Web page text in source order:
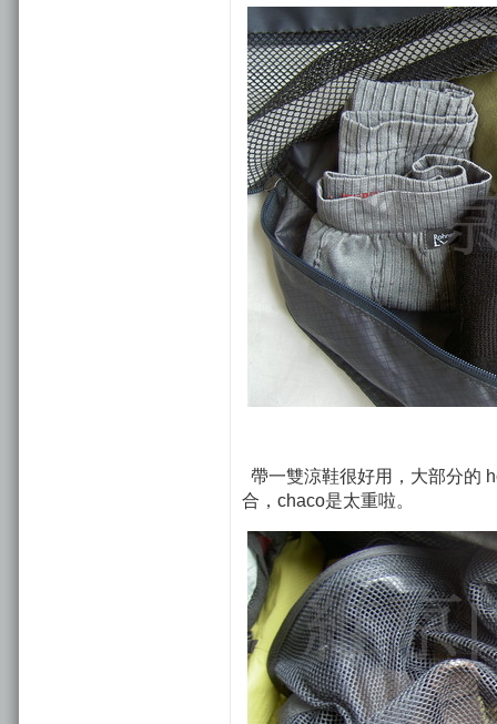
帶一雙涼鞋很好用，大部分的
合，chaco是太重啦。